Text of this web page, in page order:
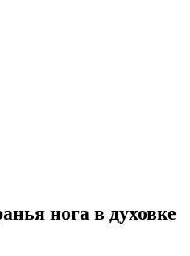
нога в духовке